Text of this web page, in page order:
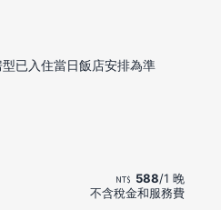
已入住當日飯店安排為準
588/1 晚
不含稅金和服務費